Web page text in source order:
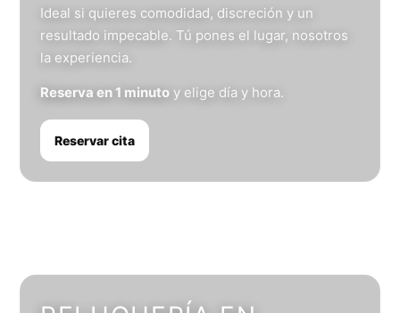
Ideal si quieres comodidad, discreción y un
resultado impecable. Tú pones el lugar, nosotros
la experiencia.
Reserva en 1 minuto y elige día y hora.
Reservar cita